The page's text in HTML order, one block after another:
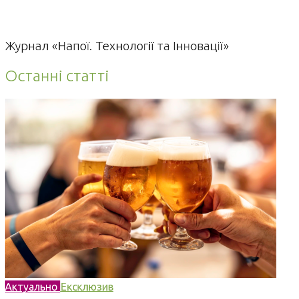
Журнал «Напої. Технології та Інновації»
Останні статті
Актуально Ексклюзив